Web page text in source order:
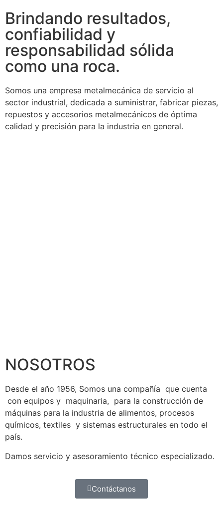
Brindando resultados,
confiabilidad y
responsabilidad sólida
como una roca.
Somos una empresa metalmecánica de servicio al
sector industrial, dedicada a suministrar, fabricar piezas,
repuestos y accesorios metalmecánicos de óptima
calidad y precisión para la industria en general.
NOSOTROS
Desde el año 1956, Somos una compañía que cuenta
con equipos y maquinaria, para la construcción de
máquinas para la industria de alimentos, procesos
químicos, textiles y sistemas estructurales en todo el
país.
Damos servicio y asesoramiento técnico especializado.
Contáctanos